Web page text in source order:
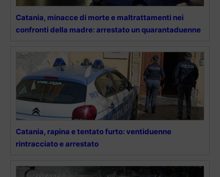
Catania, minacce di morte e maltrattamenti nei
confronti della madre: arrestato un quarantaduenne
Catania, rapina e tentato furto: ventiduenne
rintracciato e arrestato